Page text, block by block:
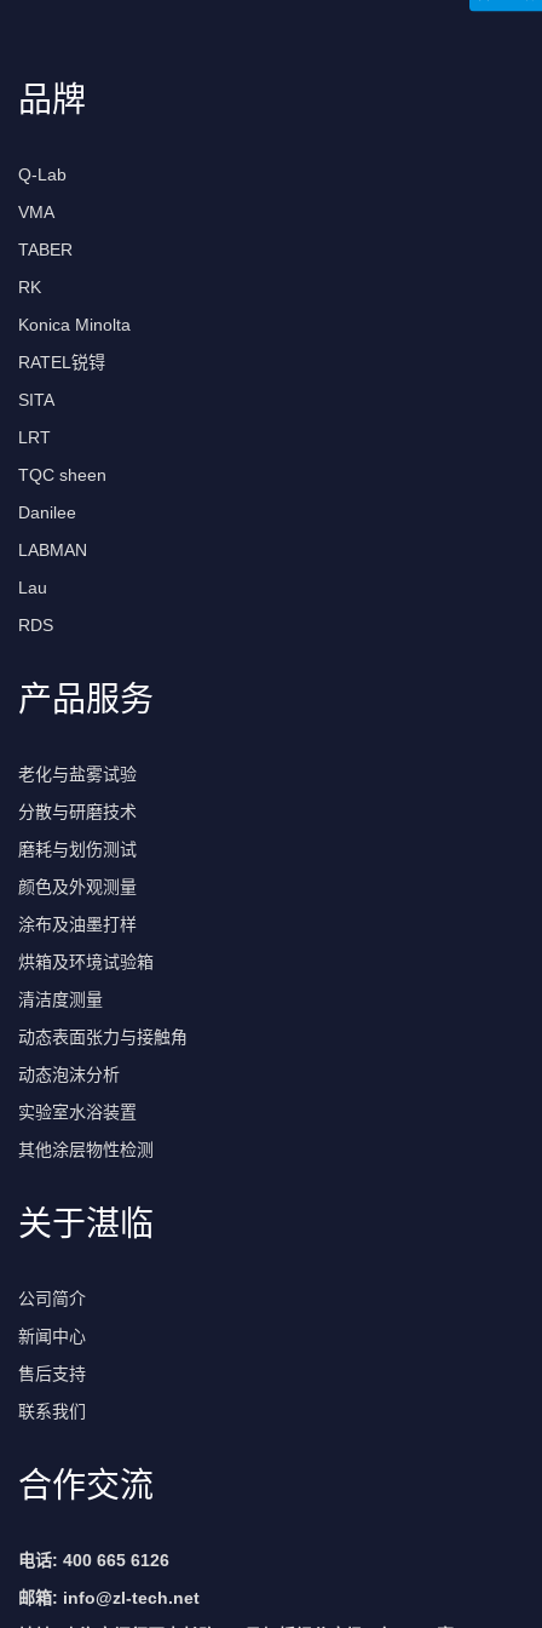
品牌
Q-Lab
VMA
TABER
RK
Konica Minolta
RATEL锐锝
SITA
LRT
TQC sheen
Danilee
LABMAN
Lau
RDS
产品服务
老化与盐雾试验
分散与研磨技术
磨耗与划伤测试
颜色及外观测量
涂布及油墨打样
烘箱及环境试验箱
清洁度测量
动态表面张力与接触角
动态泡沫分析
实验室水浴装置
其他涂层物性检测
关于湛临
公司简介
新闻中心
售后支持
联系我们
合作交流
电话: 400 665 6126
邮箱: info@zl-tech.net